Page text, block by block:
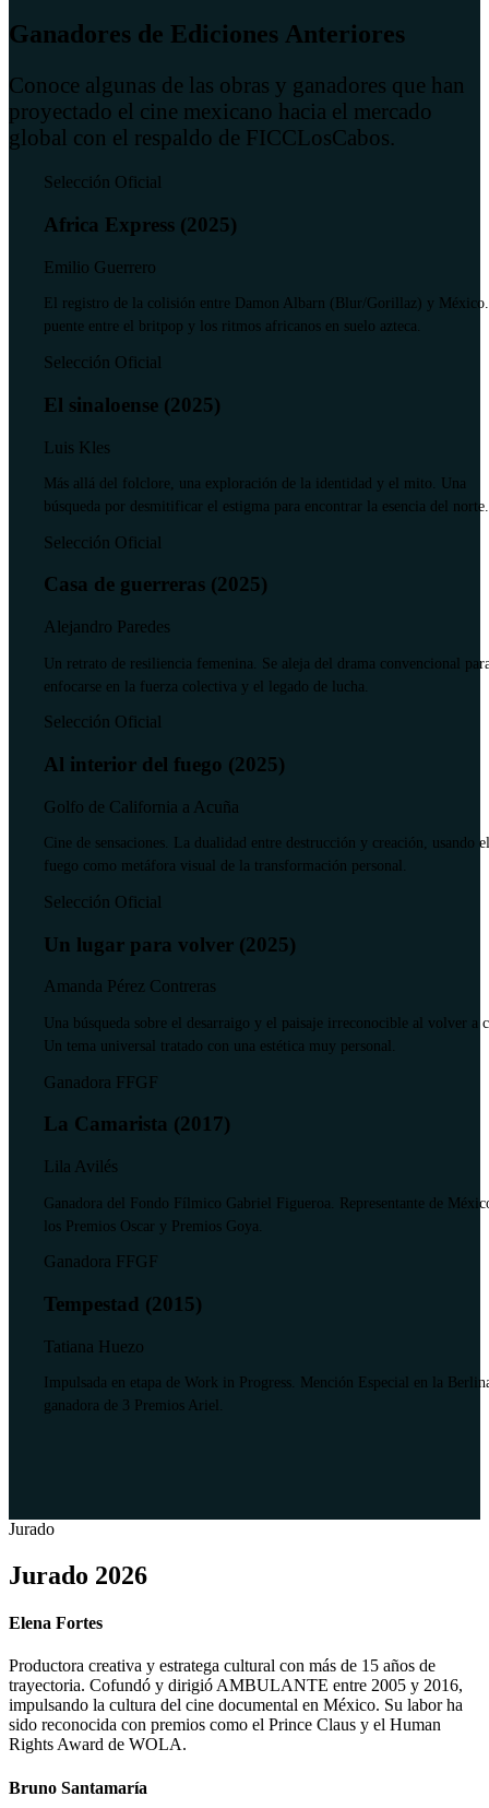
Ganadores de Ediciones Anteriores
Conoce algunas de las obras y ganadores que han
proyectado el cine mexicano hacia el mercado
global con el respaldo de FICCLosCabos.
Selección Oficial
Africa Express (2025)
Emilio Guerrero
El registro de la colisión entre Damon Albarn (Blur/Gorillaz) y
puente entre el britpop y los ritmos africanos en suelo azteca.
Selección Oficial
El sinaloense (2025)
Luis Kles
Más allá del folclore, una exploración de la identidad y el mito. Una
búsqueda por desmitificar el estigma para encontrar la esencia del norte.
Selección Oficial
Casa de guerreras (2025)
Alejandro Paredes
Un retrato de resiliencia femenina. Se aleja del drama convencional
enfocarse en la fuerza colectiva y el legado de lucha.
Selección Oficial
Al interior del fuego (2025)
Golfo de California a Acuña
Cine de sensaciones. La dualidad entre destrucción y creación, usando el
fuego como metáfora visual de la transformación personal.
Selección Oficial
Un lugar para volver (2025)
Amanda Pérez Contreras
Una búsqueda sobre el desarraigo y el paisaje irreconocible al volver a
Un tema universal tratado con una estética muy personal.
Ganadora FFGF
La Camarista (2017)
Lila Avilés
Ganadora del Fondo Fílmico Gabriel Figueroa. Representante de
los Premios Oscar y Premios Goya.
Ganadora FFGF
Tempestad (2015)
Tatiana Huezo
Impulsada en etapa de Work in Progress. Mención Especial en la
ganadora de 3 Premios Ariel.
Jurado
Jurado 2026
Elena Fortes
Productora creativa y estratega cultural con más de 15 años de
trayectoria. Cofundó y dirigió AMBULANTE entre 2005 y 2016,
impulsando la cultura del cine documental en México. Su labor ha
sido reconocida con premios como el Prince Claus y el Human
Rights Award de WOLA.
Bruno Santamaría